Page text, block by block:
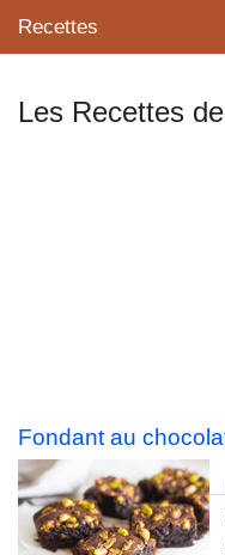
Recettes
Les Recettes
Fondant au